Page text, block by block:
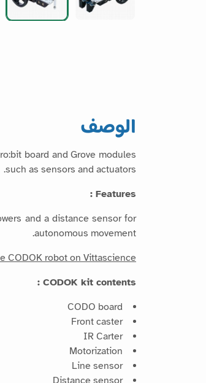
الوصف
board and Grove modules
such as sensors and actuators.
Features :
and a distance sensor for
autonomous movement.
CODOK robot on Vittascience.
CODOK kit contents :
CODO board
Front caster
IR Carter
Motorization
Line sensor